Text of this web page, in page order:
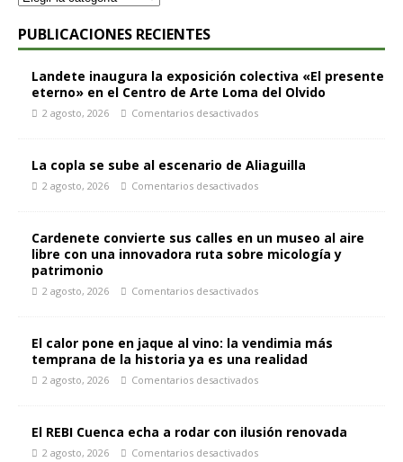
PUBLICACIONES RECIENTES
Landete inaugura la exposición colectiva «El presente
eterno» en el Centro de Arte Loma del Olvido
2 agosto, 2026 Comentarios desactivados
La copla se sube al escenario de Aliaguilla
2 agosto, 2026 Comentarios desactivados
Cardenete convierte sus calles en un museo al aire
libre con una innovadora ruta sobre micología y
patrimonio
2 agosto, 2026 Comentarios desactivados
El calor pone en jaque al vino: la vendimia más
temprana de la historia ya es una realidad
2 agosto, 2026 Comentarios desactivados
El REBI Cuenca echa a rodar con ilusión renovada
2 agosto, 2026 Comentarios desactivados